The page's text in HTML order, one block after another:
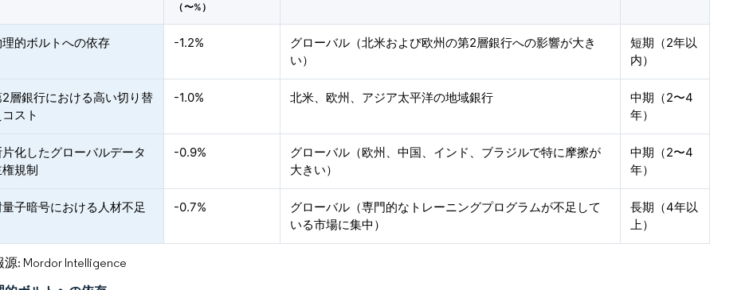
（〜%）
的ボルトへの依存 -1.2%
グローバル（北米および欧州の第2層銀行への影響が大き
い）
短期（2年以
内）
層銀行における高い切り替
コスト
-1.0% 北米、欧州、アジア太平洋の地域銀行
中期（2〜4
年）
化したグローバルデータ
権規制
-0.9%
グローバル（欧州、中国、インド、ブラジルで特に摩擦が
大きい）
中期（2〜4
年）
子暗号における人材不足 -0.7%
グローバル（専門的なトレーニングプログラムが不足して
いる市場に集中）
長期（4年以
上）
源: Mordor Intelligence